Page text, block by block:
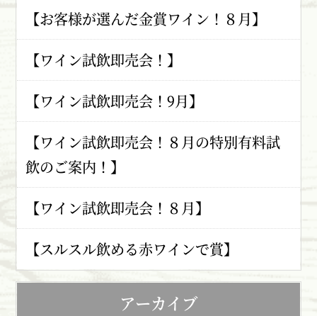
【お客様が選んだ金賞ワイン！８月】
【ワイン試飲即売会！】
【ワイン試飲即売会！9月】
【ワイン試飲即売会！８月の特別有料試
飲のご案内！】
【ワイン試飲即売会！８月】
【スルスル飲める赤ワインで賞】
アーカイブ